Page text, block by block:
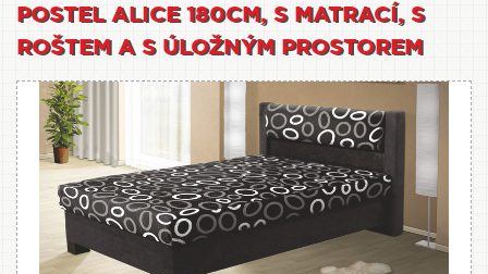
POSTEL ALICE 180CM, S MATRACÍ, S
ROŠTEM A S ÚLOŽNÝM PROSTOREM